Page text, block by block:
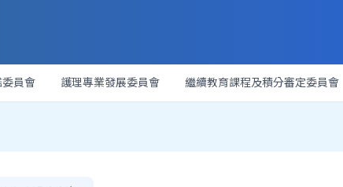
員會 護理專業發展委員會 繼續教育課程及積分審定委員會